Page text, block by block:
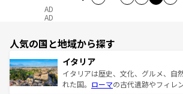
AD
AD
人気の国と地域から探す
イタリア
イタリアは歴史、文化、グルメ、自
れた国。 ローマの古代遺跡やフィレ